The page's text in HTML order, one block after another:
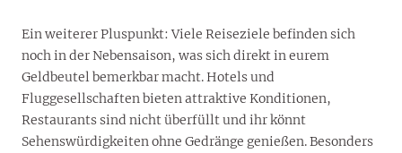
Ein weiterer Pluspunkt: Viele Reiseziele befinden sich
noch in der Nebensaison, was sich direkt in eurem
Geldbeutel bemerkbar macht. Hotels und
Fluggesellschaften bieten attraktive Konditionen,
Restaurants sind nicht überfüllt und ihr könnt
Sehenswürdigkeiten ohne Gedränge genießen. Besonders